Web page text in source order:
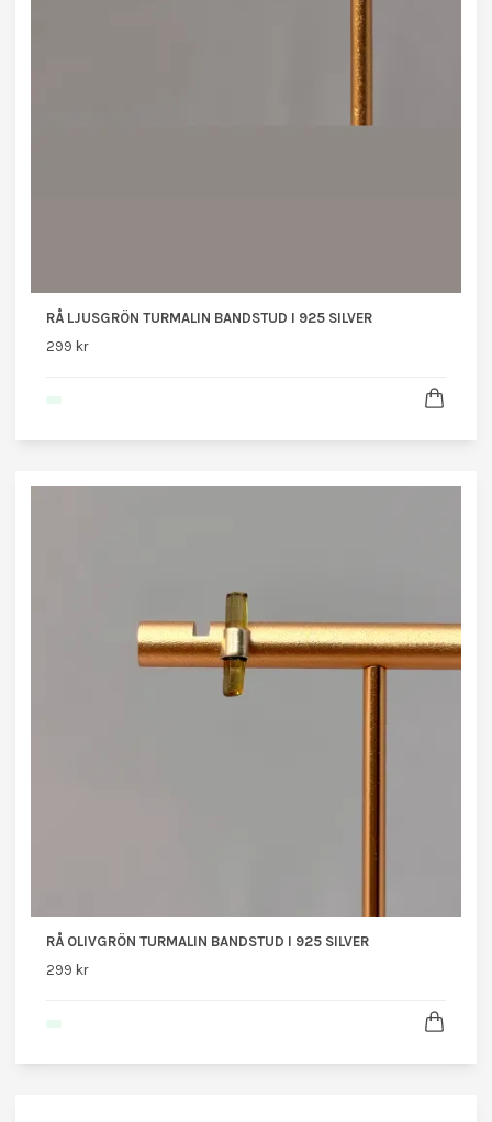
RÅ LJUSGRÖN TURMALIN BANDSTUD I 925 SILVER
299 kr
RÅ OLIVGRÖN TURMALIN BANDSTUD I 925 SILVER
299 kr